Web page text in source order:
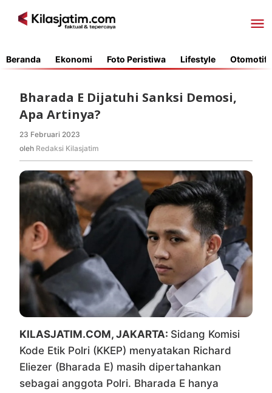
Beranda Ekonomi Foto Peristiwa Lifestyle Otomotif
Bharada E Dijatuhi Sanksi Demosi,
Apa Artinya?
23 Februari 2023
Redaksi
oleh Redaksi Kilasjatim
KILASJATIM.COM, JAKARTA: Sidang Komisi
Kode Etik Polri (KKEP) menyatakan Richard
Eliezer (Bharada E) masih dipertahankan
sebagai anggota Polri. Bharada E hanya